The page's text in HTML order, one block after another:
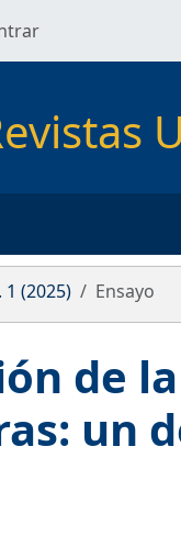
1 (2025) Ensayo
de
un